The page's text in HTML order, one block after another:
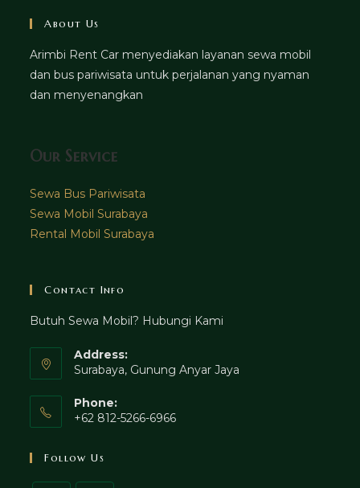
About Us
Arimbi Rent Car menyediakan layanan sewa mobil
dan bus pariwisata untuk perjalanan yang nyaman
dan menyenangkan
Our Service
Sewa Bus Pariwisata
Sewa Mobil Surabaya
Rental Mobil Surabaya
Contact Info
Butuh Sewa Mobil? Hubungi Kami
Address:
Surabaya, Gunung Anyar Jaya
Phone:
+62 812-5266-6966
Follow Us